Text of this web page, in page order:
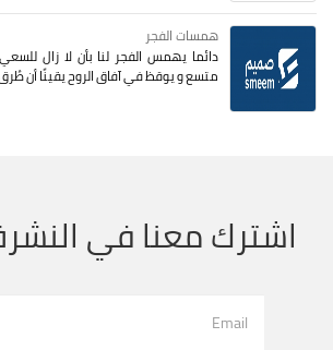
همسات الفجر
دائما يهمس الفجر لنا بأن لا زال
متسع و يوقظ في آفاق الروح يقينًا أن
اشترك معنا في